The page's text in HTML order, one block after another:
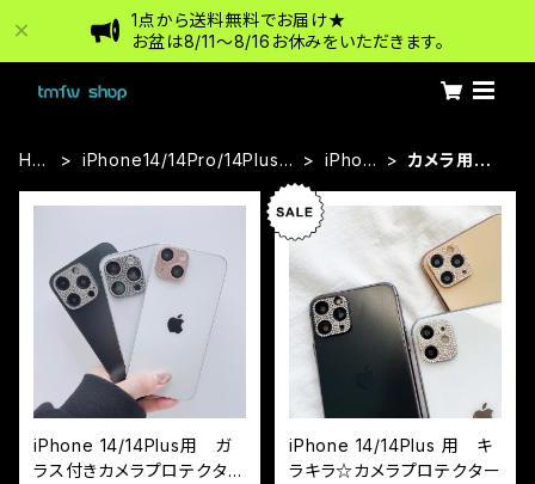
1点から送料無料でお届け★
お盆は8/11〜8/16お休みをいただきます。
HO
iPhone14/14Pro/14Plus/1
iPhon
カメラ用フィ
iPhone 14/14Plus用 ガ
ラス付きカメラプロテクター
iPhone 14/14Plus 用 キ
ラキラ☆カメラプロテクター